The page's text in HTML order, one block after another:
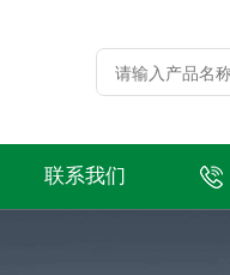
联系我们